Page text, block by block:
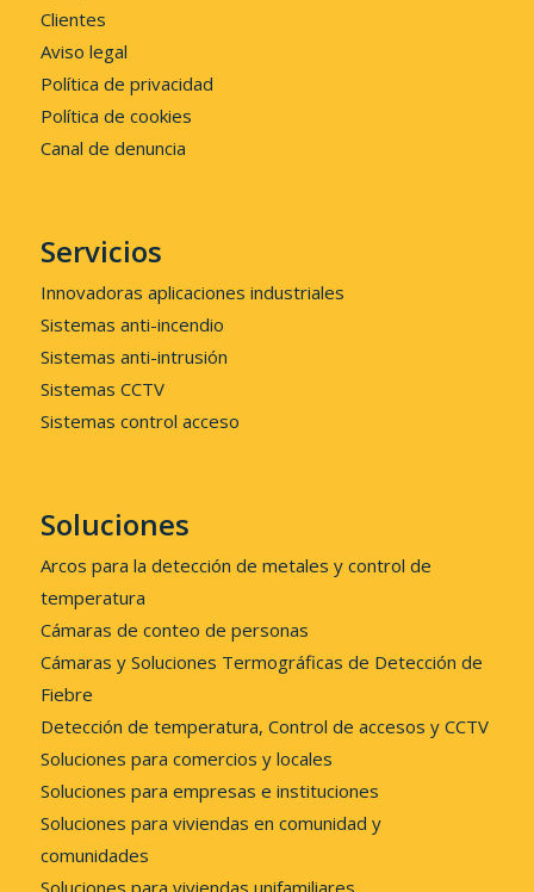
Clientes
Aviso legal
Política de privacidad
Política de cookies
Canal de denuncia
Servicios
Innovadoras aplicaciones industriales
Sistemas anti-incendio
Sistemas anti-intrusión
Sistemas CCTV
Sistemas control acceso
Soluciones
Arcos para la detección de metales y control de
temperatura
Cámaras de conteo de personas
Cámaras y Soluciones Termográficas de Detección de
Fiebre
Detección de temperatura, Control de accesos y CCTV
Soluciones para comercios y locales
Soluciones para empresas e instituciones
Soluciones para viviendas en comunidad y
comunidades